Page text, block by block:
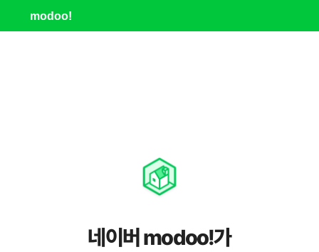
modoo!
네이버 modoo!가